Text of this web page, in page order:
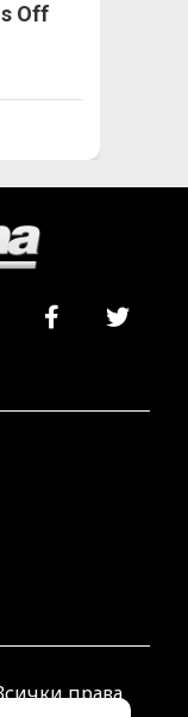
Off
права